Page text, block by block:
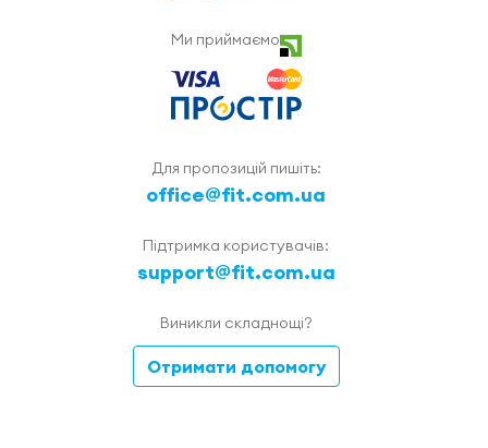
Ми приймаємо
Для пропозицій пишіть:
office@fit.com.ua
Підтримка користувачів:
support@fit.com.ua
Виникли складнощі?
Отримати допомогу